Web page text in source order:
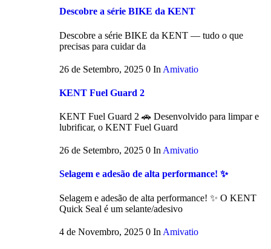
Descobre a série BIKE da KENT
Descobre a série BIKE da KENT — tudo o que
precisas para cuidar da
26 de Setembro, 2025 0 In Amivatio
KENT Fuel Guard 2
KENT Fuel Guard 2 🚗 Desenvolvido para limpar e
lubrificar, o KENT Fuel Guard
26 de Setembro, 2025 0 In Amivatio
Selagem e adesão de alta performance! ✨
Selagem e adesão de alta performance! ✨ O KENT
Quick Seal é um selante/adesivo
4 de Novembro, 2025 0 In Amivatio